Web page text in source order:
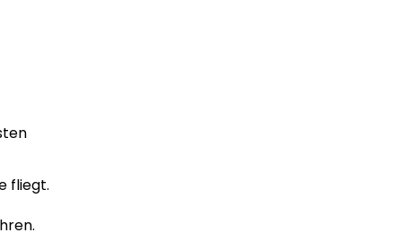
fliegt.